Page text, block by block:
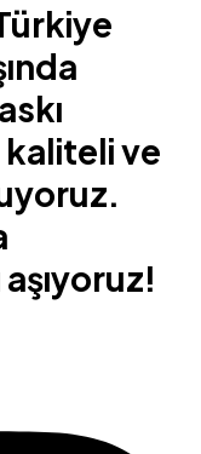
kaliteli ve
aşıyoruz!